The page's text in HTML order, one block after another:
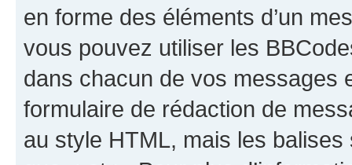
en forme des éléments d’un
vous pouvez utiliser les
dans chacun de vos messages
formulaire de rédaction de
au style HTML, mais les